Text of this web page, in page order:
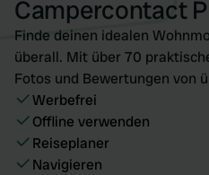
may combine it with other
provided to them or that
of their services.
Campercontact
Finde deinen idealen
überall. Mit über 70
Fotos und Bewertungen von
Werbefrei
Offline verwenden
Reiseplaner
Navigieren